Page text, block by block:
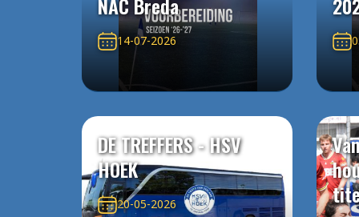
14-07-2026
DE TREFFERS - HSV
HOEK
20-05-2026